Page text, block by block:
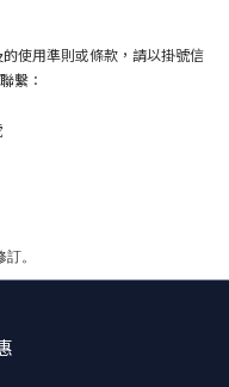
使用準則或條款，請以掛號信
繫：
。